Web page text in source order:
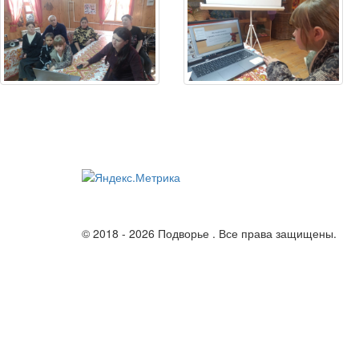
© 2018 - 2026 Подворье . Все права защищены.